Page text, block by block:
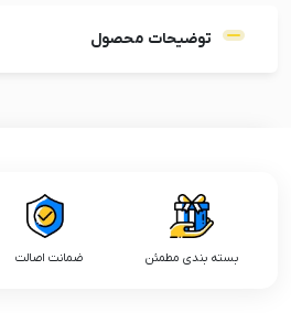
توضیحات محصول
بسته بندی مطمئن ضمانت اصالت